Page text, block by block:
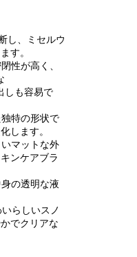
し、ミセルウ
す。
性が高く、
しも容易で
特の形状で
します。
マットな外
ンケアブラ
の透明な液
らしいスノ
でクリアな